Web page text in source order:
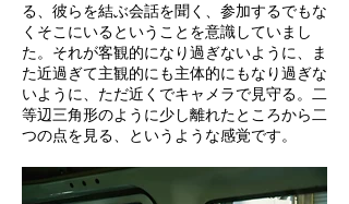
る、彼らを結ぶ会話を聞く、参加するでもな
くそこにいるということを意識していまし
た。それが客観的になり過ぎないように、ま
た近過ぎて主観的にも主体的にもなり過ぎな
いように、ただ近くでキャメラで見守る。二
等辺三角形のように少し離れたところから二
つの点を見る、というような感覚です。